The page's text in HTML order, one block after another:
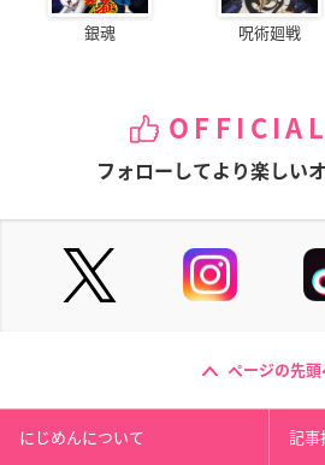
父親は地元で整体院をやっており、シ
非常に細かい性格で、何事もきっちり
していないと気がすまない。
杉田智和さんコメント
Q1.本作の印象を教えていただけま
ぶつかり合う執念と信念。
銀魂 呪術廻戦
フォローしてより楽しい
ページの先頭
にじめんについて 記事